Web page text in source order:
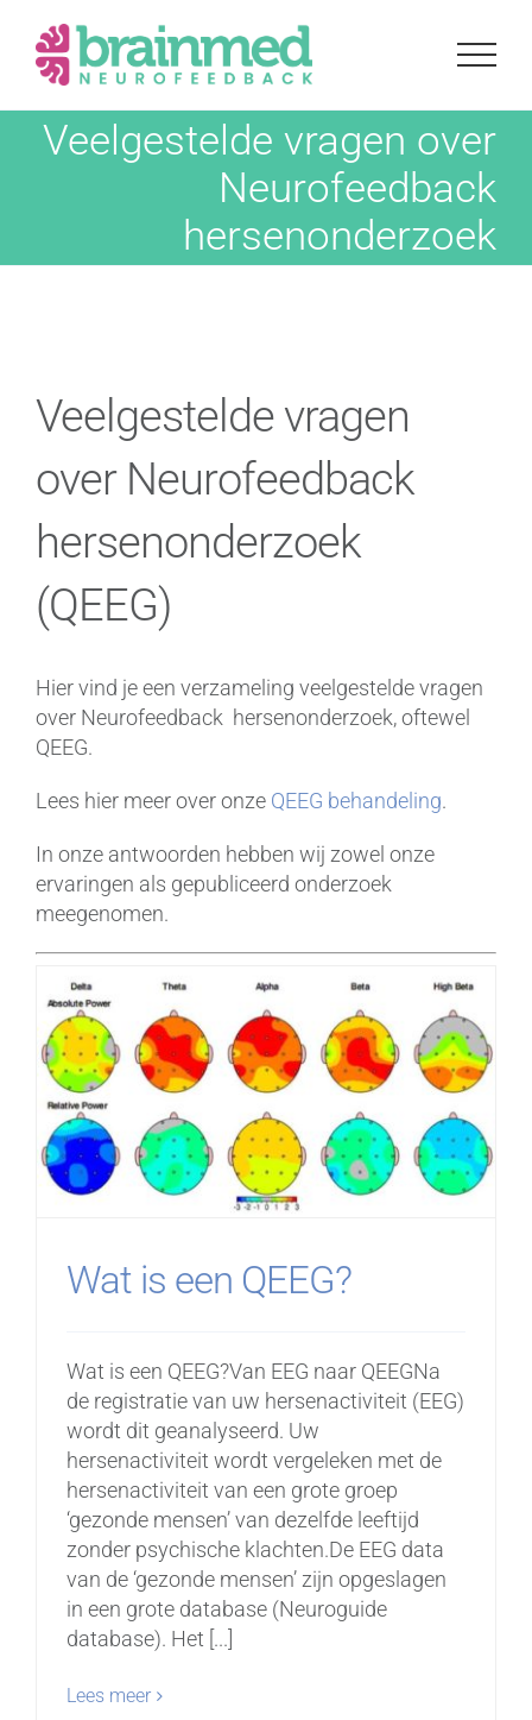
naar
inhoud
Veelgestelde vragen over
Neurofeedback
hersenonderzoek
Veelgestelde vragen
over Neurofeedback
hersenonderzoek
(QEEG)
Hier vind je een verzameling veelgestelde vragen
over Neurofeedback hersenonderzoek, oftewel
QEEG.
Lees hier meer over onze QEEG behandeling.
In onze antwoorden hebben wij zowel onze
ervaringen als gepubliceerd onderzoek
meegenomen.
Wat is een QEEG?
Wat is een QEEG?Van EEG naar QEEGNa
de registratie van uw hersenactiviteit (EEG)
wordt dit geanalyseerd. Uw
hersenactiviteit wordt vergeleken met de
hersenactiviteit van een grote groep
‘gezonde mensen’ van dezelfde leeftijd
zonder psychische klachten.De EEG data
van de ‘gezonde mensen’ zijn opgeslagen
in een grote database (Neuroguide
database). Het [...]
Lees meer